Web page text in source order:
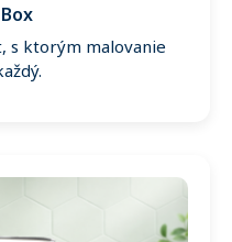
s ktorým malovanie